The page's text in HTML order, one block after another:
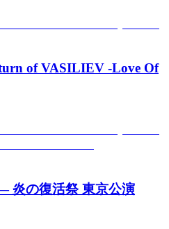
of VASILIEV -Love Of
炎の復活祭 東京公演